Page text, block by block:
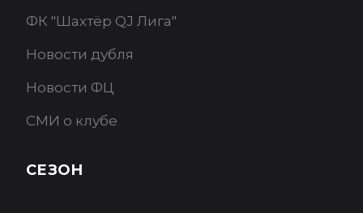
ФК "Шахтёр QJ Лига"
Новости дубля
Новости ФЦ
СМИ о клубе
СЕЗОН